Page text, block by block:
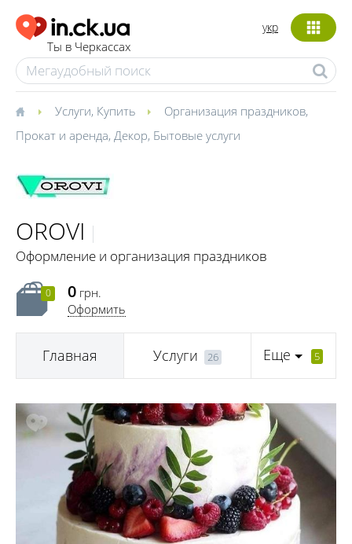
Ты в Черкассах
укр
Услуги, Купить Организация праздников,
Прокат и аренда, Декор, Бытовые услуги
OROVI
Оформление и организация праздников
0 0 грн.
Оформить
Главная Услуги 26 Еще 5